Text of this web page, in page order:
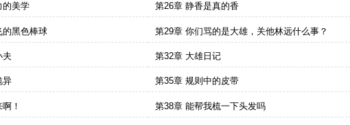
的美学 第26章 静香是真的香
的黑色棒球 第29章 你们骂的是大雄，关他林远什么事？
夫 第32章 大雄日记
异 第35章 规则中的皮带
！ 第38章 能帮我梳一下头发吗